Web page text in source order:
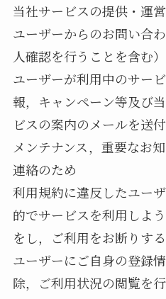
当社サービスの提供・運
ユーザーからのお問い合
人確認を行うことを含む）
ユーザーが利用中のサー
報，キャンペーン等及び
ビスの案内のメールを送
メンテナンス，重要なお
連絡のため
利用規約に違反したユー
的でサービスを利用しよ
をし，ご利用をお断りす
ユーザーにご自身の登録
除，ご利用状況の閲覧を